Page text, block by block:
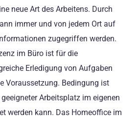
neue Art des Arbeitens. Durch
immer und von jedem Ort auf
zugegriffen werden.
im Büro ist für die
Erledigung von Aufgaben
Voraussetzung. Bedingung ist
Arbeitsplatz im eigenen
werden kann. Das Homeoffice im